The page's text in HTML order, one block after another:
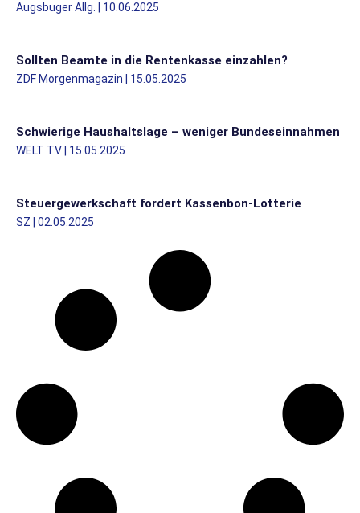
Augsbuger Allg. | 10.06.2025
Sollten Beamte in die Rentenkasse einzahlen?
ZDF Morgenmagazin | 15.05.2025
Schwierige Haushaltslage – weniger Bundeseinnahmen
WELT TV | 15.05.2025
Steuergewerkschaft fordert Kassenbon-Lotterie
SZ | 02.05.2025